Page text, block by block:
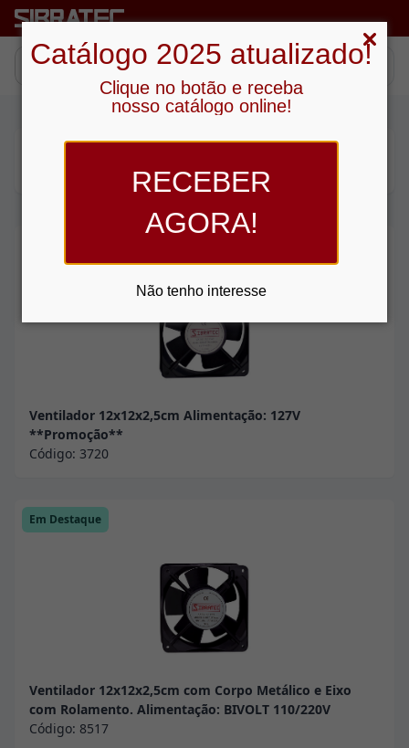
Catálogo 2025 atualizado!
Clique no botão e receba
nosso catálogo online!
RECEBER
AGORA!
Não tenho interesse
Ventilador 12x12x2,5cm Alimentação: 127V
**Promoção**
Código: 3720
Em Destaque
Ventilador 12x12x2,5cm com Corpo Metálico e Eixo
com Rolamento. Alimentação: BIVOLT 110/220V
Código: 8517